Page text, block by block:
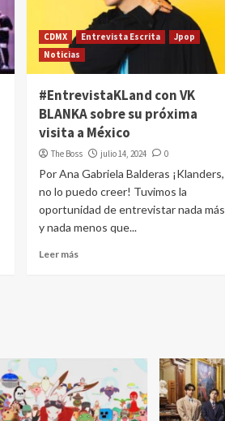
CDMX Entrevista Escrita
Jpop
Noticias
#EntrevistaKLand con VK
BLANKA sobre su próxima
visita a México
The Boss julio 14, 2024 0
Por Ana Gabriela Balderas ¡Klanders,
no lo puedo creer! Tuvimos la
oportunidad de entrevistar nada más
y nada menos que...
Leer más